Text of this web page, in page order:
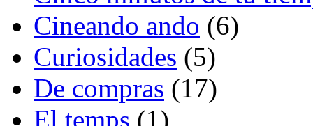
Cineando ando (6)
Curiosidades (5)
De compras (17)
El temps (1)